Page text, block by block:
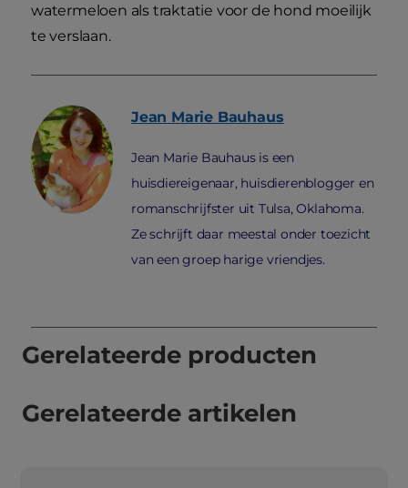
watermeloen als traktatie voor de hond moeilijk
te verslaan.
Jean Marie Bauhaus
Jean Marie Bauhaus is een
huisdiereigenaar, huisdierenblogger en
romanschrijfster uit Tulsa, Oklahoma.
Ze schrijft daar meestal onder toezicht
van een groep harige vriendjes.
Gerelateerde producten
Gerelateerde artikelen